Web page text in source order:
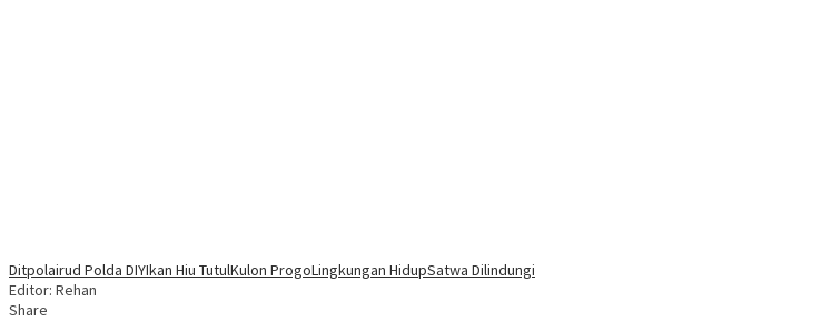
Ditpolairud Polda DIYIkan Hiu TutulKulon ProgoLingkungan HidupSatwa Dilindungi
Editor: Rehan
Share